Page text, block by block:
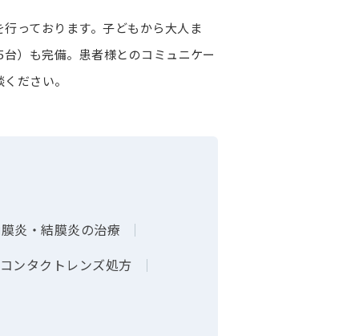
っております。子どもから大人ま
）も完備。患者様とのコミュニケー
ださい。
炎・結膜炎の治療
｜
ンタクトレンズ処方
｜